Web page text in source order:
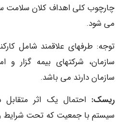
چارچوب کلی اهداف کلان
می شود.
توجه: طرفهای علاقمند شامل
سازمان، شرکتهای بیمه گزار و
سازمان دارند می باشد.
ریسک: احتمال یک اثر
سیستم با جمعیت که تحت شرایط